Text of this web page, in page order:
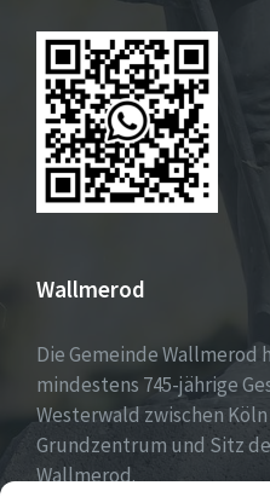
Wallmerod
Die Gemeinde Wallmerod
mindestens 745-jährige
Westerwald zwischen
Grundzentrum und Sitz
Wallmerod.